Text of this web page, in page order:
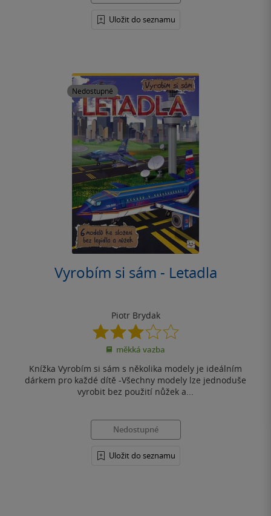
Uložit do seznamu
Nedostupné
Vyrobím si sám - Letadla
Piotr Brydak
3.0
z
5
měkká vazba
Knížka Vyrobím si sám s několika modely je ideálním
dárkem pro každé dítě -Všechny modely lze jednoduše
vyrobit bez použití nůžek a...
Nedostupné
Uložit do seznamu